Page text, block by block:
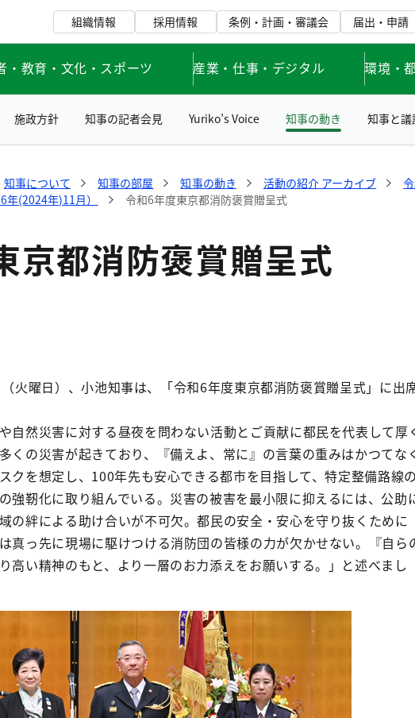
組織情報 採用情報 条例・計画・審議会 届出・申請
・教育・文化・スポーツ 産業・仕事・デジタル 環境・
施政方針 知事の記者会見 Yuriko’s Voice 知事の動き 知事と
知事について 知事の部屋 知事の動き 活動の紹介 アーカイブ
(2024年)11月）
令和6年度東京都消防褒賞贈呈式
京都消防褒賞贈呈式
火曜日）、小池知事は、「令和6年度東京都消防褒賞贈呈式」に出
自然災害に対する昼夜を問わない活動とご貢献に都民を代表して厚
くの災害が起きており、『備えよ、常に』の言葉の重みはかつてな
クを想定し、100年先も安心できる都市を目指して、特定整備路線の
強靭化に取り組んでいる。災害の被害を最小限に抑えるには、公助
の絆による助け合いが不可欠。都民の安全・安心を守り抜くために
真っ先に現場に駆けつける消防団の皆様の力が欠かせない。『自ら
高い精神のもと、より一層のお力添えをお願いする。」と述べまし